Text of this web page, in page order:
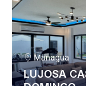
Managua
LUJOSA